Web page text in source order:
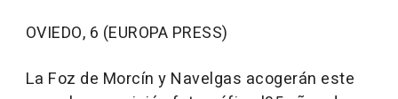
OVIEDO, 6 (EUROPA PRESS)
La Foz de Morcín y Navelgas acogerán este